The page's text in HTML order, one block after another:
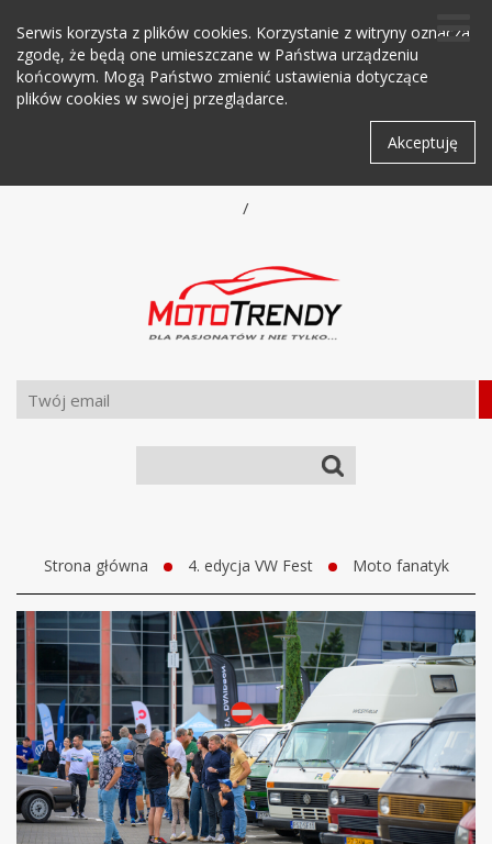
Serwis korzysta z plików cookies. Korzystanie z witryny oznacza
zgodę, że będą one umieszczane w Państwa urządzeniu
końcowym. Mogą Państwo zmienić ustawienia dotyczące
plików cookies w swojej przeglądarce.
Akceptuję
/
Strona główna 4. edycja VW Fest Moto fanatyk